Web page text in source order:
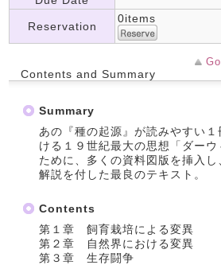
Reservation
0items
Contents and Summary
Summary
あの『種の起源』が読みやすい
ける１９世紀最大の思想「ダー
ために、多くの資料図版を挿入し
解説を付した最良のテキスト。
Contents
第１章 飼育栽培による変異
第２章 自然界における変異
第３章 生存闘争